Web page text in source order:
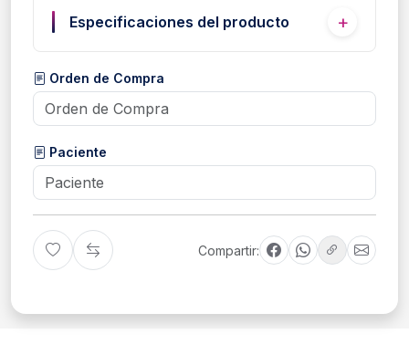
Especificaciones del producto
Orden de Compra
Paciente
Compartir: